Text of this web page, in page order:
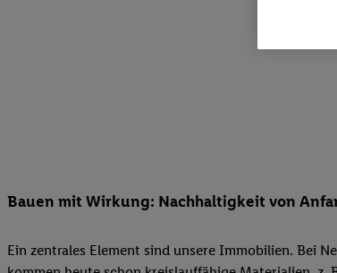
Bauen mit Wirkung: Nachhaltigkeit von
Ein zentrales Element sind unsere Immobilien. Bei